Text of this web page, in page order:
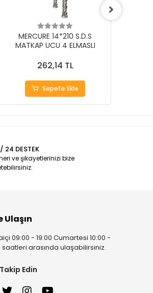
MERCURE 14*210 S.D.S
MATKAP UCU 4 ELMASLI
262,14 TL
Sepete Ekle
24 DESTEK
ve şikayetlerinizi bize
Ulaşın
09:00 - 19:00 Cumartesi 10:00 -
saatleri arasında ulaşabilirsiniz.
Edin